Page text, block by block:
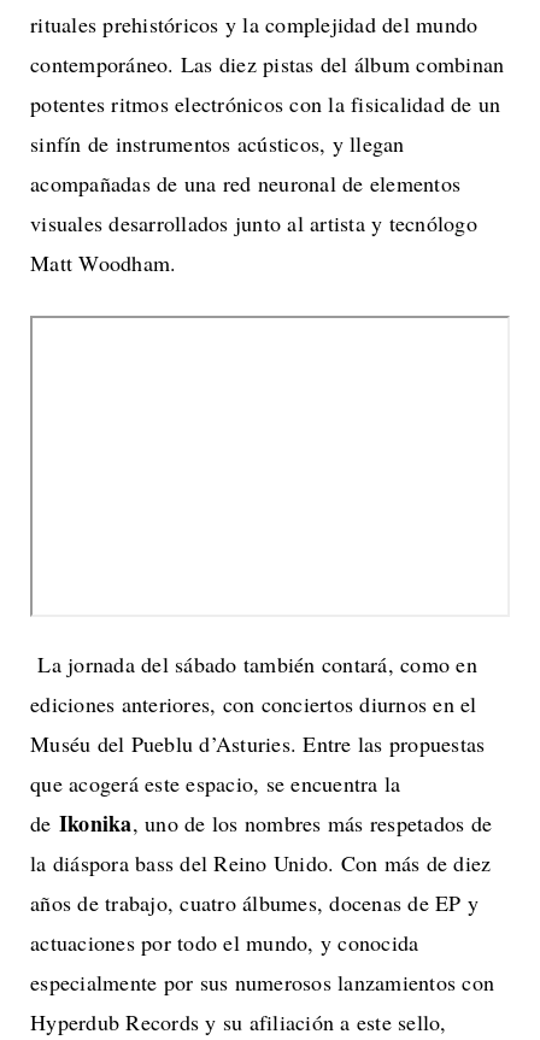
rituales prehistóricos y la complejidad del mundo
contemporáneo. Las diez pistas del álbum combinan
potentes ritmos electrónicos con la fisicalidad de un
sinfín de instrumentos acústicos, y llegan
acompañadas de una red neuronal de elementos
visuales desarrollados junto al artista y tecnólogo
Matt Woodham.
La jornada del sábado también contará, como en
ediciones anteriores, con conciertos diurnos en el
Muséu del Pueblu d’Asturies. Entre las propuestas
que acogerá este espacio, se encuentra la
de Ikonika, uno de los nombres más respetados de
la diáspora bass del Reino Unido. Con más de diez
años de trabajo, cuatro álbumes, docenas de EP y
actuaciones por todo el mundo, y conocida
especialmente por sus numerosos lanzamientos con
Hyperdub Records y su afiliación a este sello,